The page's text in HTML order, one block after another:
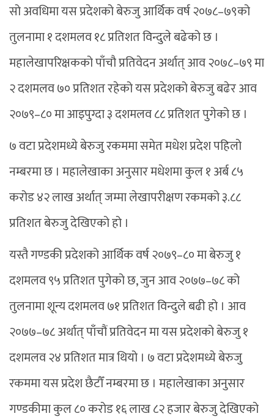
सो अवधिमा यस प्रदेशको बेरुजु आर्थिक वर्ष २०७८–७९को
तुलनामा १ दशमलव १८ प्रतिशत विन्दुले बढेको छ ।
महालेखापरिक्षकको पाँचौ प्रतिवेदन अर्थात् आव २०७८–७९ मा
२ दशमलव ७० प्रतिशत रहेको यस प्रदेशको बेरुजु बढेर आव
२०७९–८० मा आइपुग्दा ३ दशमलव ८८ प्रतिशत पुगेको छ ।
७ वटा प्रदेशमध्ये बेरुजु रकममा समेत मधेश प्रदेश पहिलो
नम्बरमा छ । महालेखाका अनुसार मधेशमा कुल १ अर्ब ८५
करोड ४२ लाख अर्थात् जम्मा लेखापरीक्षण रकमको ३.८८
प्रतिशत बेरुजु देखिएको हो ।
यस्तै गण्डकी प्रदेशको आर्थिक वर्ष २०७९–८० मा बेरुजु १
दशमलव ९५ प्रतिशत पुगेको छ, जुन आव २०७७–७८ को
तुलनामा शून्य दशमलव ७१ प्रतिशत विन्दुले बढी हो । आव
२०७७–७८ अर्थात् पाँचौं प्रतिवेदन मा यस प्रदेशको बेरुजु १
दशमलव २४ प्रतिशत मात्र थियो । ७ वटा प्रदेशमध्ये बेरुजु
रकममा यस प्रदेश छैटौँ नम्बरमा छ । महालेखाका अनुसार
गण्डकीमा कुल ८० करोड १६ लाख ८२ हजार बेरुजु देखिएको